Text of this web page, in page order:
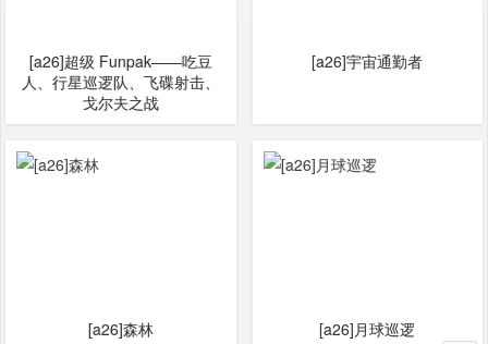
[a26]超级 Funpak——吃豆
人、行星巡逻队、飞碟射击、
戈尔夫之战
[a26]宇宙通勤者
[a26]森林 [a26]月球巡逻